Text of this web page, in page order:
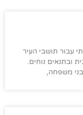
עבור תושבי העיר
ובתנאים נוחים.
משפחה,